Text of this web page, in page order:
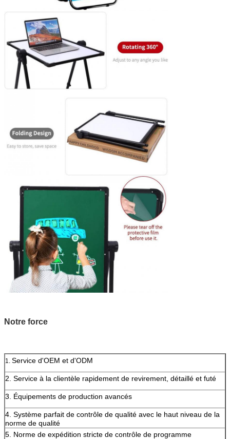
Notre force
1. Service d'OEM et d'ODM
2. Service à la clientèle rapidement de revirement, détaillé et futé
3. Équipements de production avancés
4. Système parfait de contrôle de qualité avec le haut niveau de la
norme de qualité
5. Norme de expédition stricte de contrôle de programme